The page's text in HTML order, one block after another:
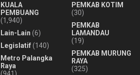
KUALA
PEMBUANG
(1,940)
Lain-Lain (6)
Legislatif(140)
Metro Palangka
Raya
(941)
PEMKAB KOTIM
(30)
PEMKAB
LAMANDAU
(19)
PEMKAB MURUNG
RAYA
(325)